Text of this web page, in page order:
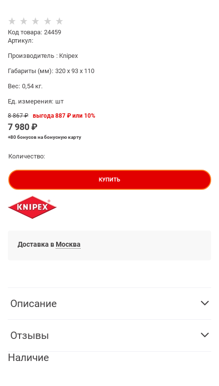
Код товара: 24459
Артикул:
Производитель : Knipex
Габариты (мм): 320 x 93 x 110
Вес: 0,54 кг.
Ед. измерения: шт
8 867 ₽
7 980 ₽
выгода887 ₽ или 10%
+80 бонусовна бонусную карту
Количество:
КУПИТЬ
Доставка в Москва
Описание
Отзывы
Наличие